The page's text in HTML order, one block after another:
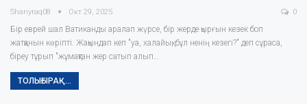
Shanyraq08 Окт 29, 2025 0
Бір еврей шал Ватиканды аралап жүрсе, бір жерде қырғын кезек боп
жатқанын көріпті. Жақындап кеп "уа, халайық, бұл ненің кезегі?" деп сұраса,
біреу тұрып "жұмақтан жер сатып алып…
ТОЛЫҒЫРАҚ...